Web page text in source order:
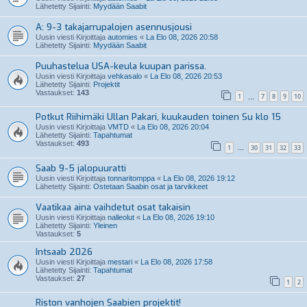
Lähetetty Sijainti: Myydään Saabit
A: 9-3 takajarrupalojen asennusjousi
Uusin viesti Kirjoittaja automies « La Elo 08, 2026 20:58
Lähetetty Sijainti: Myydään Saabit
Puuhastelua USA-keula kuupan parissa.
Uusin viesti Kirjoittaja vehkasalo « La Elo 08, 2026 20:53
Lähetetty Sijainti: Projektit
Vastaukset: 143 1 7 8 9 10
Potkut Riihimäki Ullan Pakari, kuukauden toinen Su klo 15
Uusin viesti Kirjoittaja VMTD « La Elo 08, 2026 20:04
Lähetetty Sijainti: Tapahtumat
Vastaukset: 493 1 … 30 31 32 33
Saab 9-5 jalopuuratti
Uusin viesti Kirjoittaja tonnaritomppa « La Elo 08, 2026 19:12
Lähetetty Sijainti: Ostetaan Saabin osat ja tarvikkeet
Vaatikaa aina vaihdetut osat takaisin
Uusin viesti Kirjoittaja nalleolut « La Elo 08, 2026 19:10
Lähetetty Sijainti: Yleinen
Vastaukset: 5
Intsaab 2026
Uusin viesti Kirjoittaja mestari « La Elo 08, 2026 17:58
Lähetetty Sijainti: Tapahtumat
Vastaukset: 27 1 2
Riston vanhojen Saabien projektit!